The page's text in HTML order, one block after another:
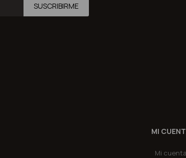
MI
Mi cuenta
SUSCRIBIRME